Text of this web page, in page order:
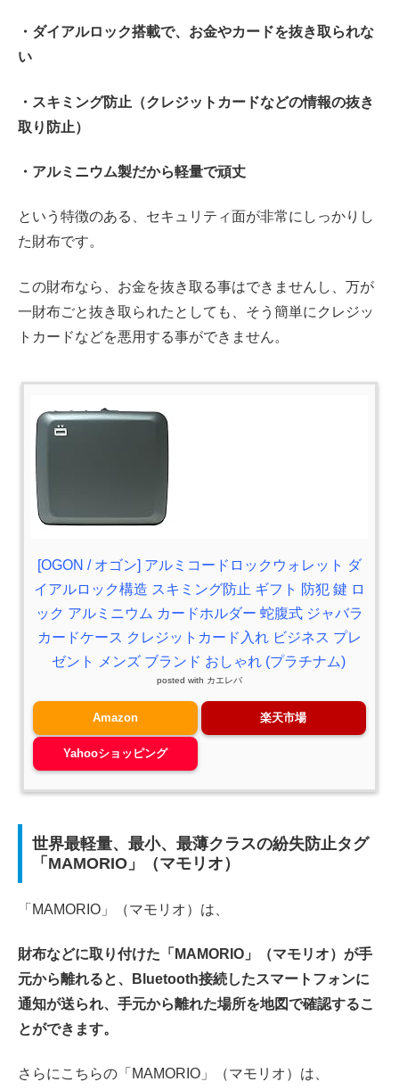
・ダイアルロック搭載で、お金やカードを抜き取られな
い
・スキミング防止（クレジットカードなどの情報の抜き
取り防止）
・アルミニウム製だから軽量で頑丈
という特徴のある、セキュリティ面が非常にしっかりし
た財布です。
この財布なら、お金を抜き取る事はできませんし、万が
一財布ごと抜き取られたとしても、そう簡単にクレジッ
トカードなどを悪用する事ができません。
[OGON / オゴン] アルミコードロックウォレット ダ
イアルロック構造 スキミング防止 ギフト 防犯 鍵 ロ
ック アルミニウム カードホルダー 蛇腹式 ジャバラ
カードケース クレジットカード入れ ビジネス プレ
ゼント メンズ ブランド おしゃれ (プラチナム)
posted with カエレバ
Amazon 楽天市場
Yahooショッピング
世界最軽量、最小、最薄クラスの紛失防止タグ
「 MAMORIO」（マモリオ）
「MAMORIO」（マモリオ）は、
財布などに取り付けた「MAMORIO」（マモリオ）が手
元から離れると、Bluetooth接続したスマートフォンに
通知が送られ、手元から離れた場所を地図で確認するこ
とができます。
さらにこちらの「MAMORIO」（マモリオ）は、